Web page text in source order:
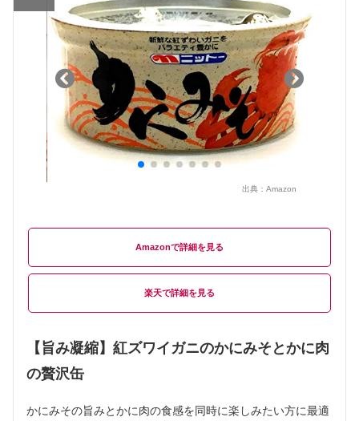
出典： Amazon
Amazon
楽天
【旨み凝縮】紅ズワイガニのかにみそとかに肉
の贅沢缶
かにみその旨みとかに肉の食感を同時に楽しみたい方に最適